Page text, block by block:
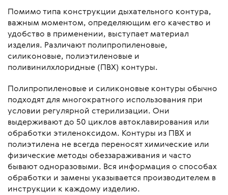
Помимо типа конструкции дыхательного контура,
важным моментом, определяющим его качество и
удобство в применении, выступает материал
изделия. Различают полипропиленовые,
силиконовые, полиэтиленовые и
поливинилхлоридные (ПВХ) контуры.
Полипропиленовые и силиконовые контуры обычно
подходят для многократного использования при
условии регулярной стерилизации. Они
выдерживают до 50 циклов автоклавирования или
обработки этиленоксидом. Контуры из ПВХ и
полиэтилена не всегда переносят химические или
физические методы обеззараживания и часто
бывают одноразовыми. Вся информация о способах
обработки и замены указывается производителем в
инструкции к каждому изделию.